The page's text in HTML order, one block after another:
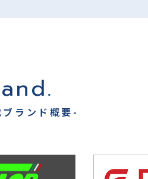
ランド概要-